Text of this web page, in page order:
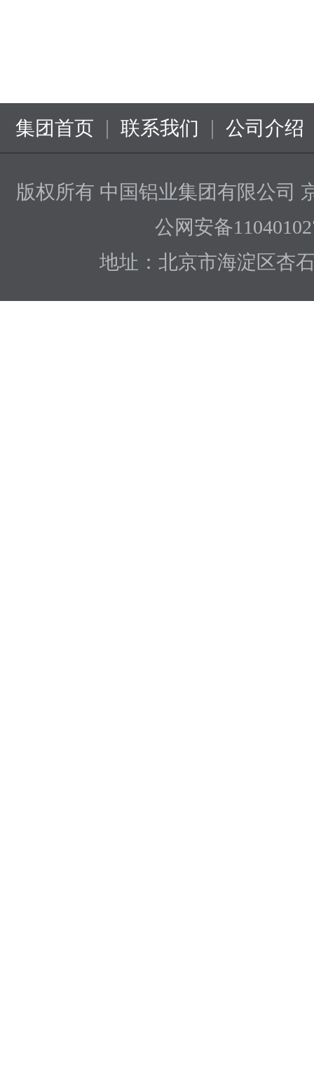
集团首页 | 联系我们 | 公司介绍
版权所有 中国铝业集团有限公司
公网安备
地址：北京市海淀区杏